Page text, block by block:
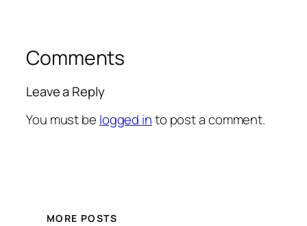
Comments
Leave a Reply
You must be logged into post a comment.
MORE POSTS